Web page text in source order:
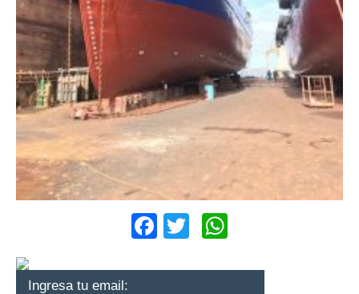
Facebook
Twitter
Ingresa tu email: